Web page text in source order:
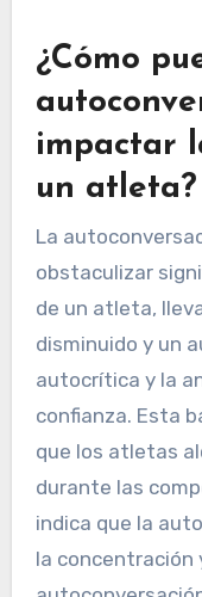
¿Cómo
impactar
un atleta?
La
obstaculizar
de un atleta,
disminuido y un
autocrítica y la
confianza. Esta
que los atletas
durante las
indica que la
la concentración